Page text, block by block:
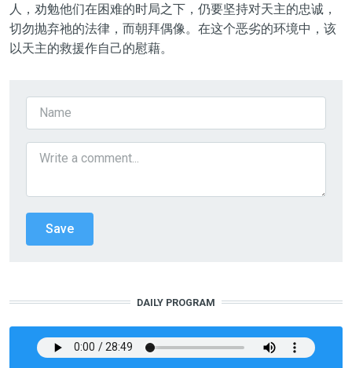
人，劝勉他们在困难的时局之下，仍要坚持对天主的忠诚，
切勿抛弃祂的法律，而朝拜偶像。在这个恶劣的环境中，该
以天主的救援作自己的慰藉。
DAILY PROGRAM